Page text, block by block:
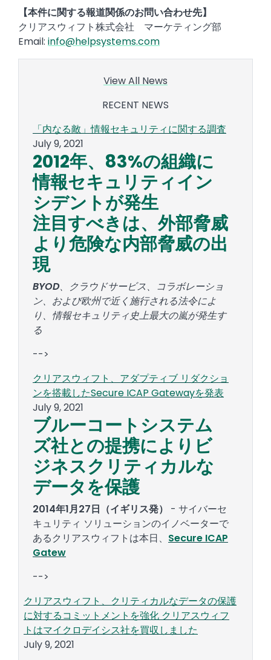
【本件に関する報道関係のお問い合わせ先】
クリアスウィフト株式会社 マーケティング部
Email: info@helpsystems.com
View All News
RECENT NEWS
「内なる敵」情報セキュリティに関する調査
July 9, 2021
2012年、 83%の組織に
情報セキュリティイン
シデントが発生
注目すべきは、外部脅威
より危険な内部脅威の出
現
BYOD、クラウドサービス、コラボレーショ
ン、および欧州で近く施行される法令によ
り、情報セキュリティ史上最大の嵐が発生す
る
-->
クリアスウィフト、アダプティブ リダクショ
ンを搭載したSecure ICAP Gatewayを発表
July 9, 2021
ブルーコートシステム
ズ社との提携によりビ
ジネスクリティカルな
データを保護
2014年1月27日（イギリス発）
- サイバーセ
キュリティ ソリューションのイノベーターで
あるクリアスウィフトは本日、 Secure ICAP
Gatew
-->
クリアスウィフト、クリティカルなデータの保護
に対するコミットメントを強化 クリアスウィフ
トはマイクロデイシス社を買収しました
July 9, 2021